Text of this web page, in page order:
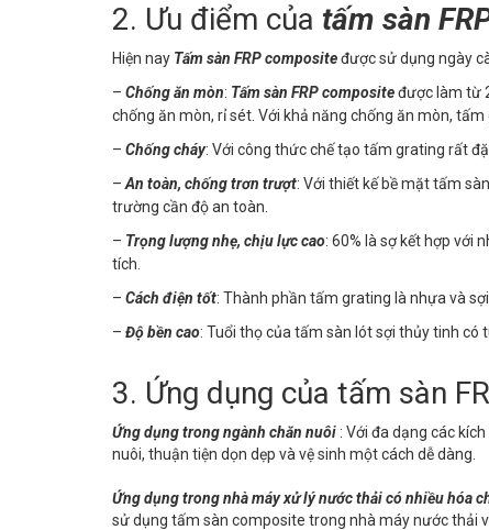
2. Ưu điểm của tấm sàn
Hiện nay Tấm sàn FRP compositeđược sử dụng ngày
– Chống ăn mòn: Tấm sàn FRP compositeđược làm từ
chống ăn mòn, rỉ sét. Với khả năng chống ăn mòn,
– Chống cháy: Với công thức chế tạo tấm grating rất
– An toàn, chống trơn trượt: Với thiết kế bề mặt tấm
trường cần độ an toàn.
– Trọng lượng nhẹ, chịu lực cao: 60% là sợ kết hợp với
tích.
– Cách điện tốt: Thành phần tấm grating là nhựa và
– Độ bền cao: Tuổi thọ của tấm sàn lót sợi thủy tinh có
3. Ứng dụng của tấm sàn
Ứng dụng trong ngành chăn nuôi : Với đa dạng các
nuôi, thuận tiện dọn dẹp và vệ sinh một cách dễ dàng.
Ứng dụng trong nhà máy xử lý nước thải có nhiều hóa
sử dụng tấm sàn composite trong nhà máy nước thải